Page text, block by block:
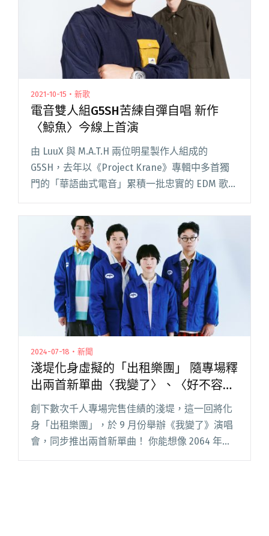
2021-10-15・新歌
電音雙人組G5SH苦練自彈自唱 新作
〈鯨魚〉今線上首演
由 LuuX 與 M.A.T.H 兩位明星製作人組成的
G5SH，去年以《Project Krane》專輯中多首獨
門的「華語曲式電音」累積一批忠實的 EDM 歌
掃各大榜單，更入圍金音最佳電音單曲，網閱讀
全文 "電音雙人組G5SH苦練自彈自唱 新作〈鯨
魚〉今線上首演"
2024-07-18・新聞
淺堤化身虛擬的「出租樂團」 隨專場釋
出兩首新單曲〈我變了〉、〈好不容
易〉
創下數次千人專場完售佳績的淺堤，這一回將化
身「出租樂團」，於 9 月份舉辦《我變了》演唱
會，同步推出兩首新單曲！ 你能想像 2064 年音
樂圈會是什麼模樣嗎？回應狂飆的 AI 與科技熱